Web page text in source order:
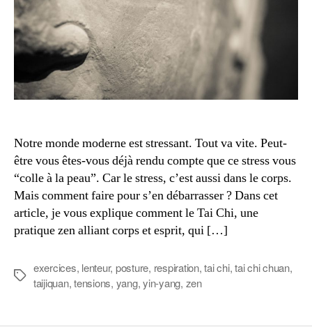
Notre monde moderne est stressant. Tout va vite. Peut-
être vous êtes-vous déjà rendu compte que ce stress vous
“colle à la peau”. Car le stress, c’est aussi dans le corps.
Mais comment faire pour s’en débarrasser ? Dans cet
article, je vous explique comment le Tai Chi, une
pratique zen alliant corps et esprit, qui […]
Étiquettes
exercices, lenteur, posture, respiration,tai chi,tai chi chuan,
taijiquan,tensions, yang,yin-yang, zen